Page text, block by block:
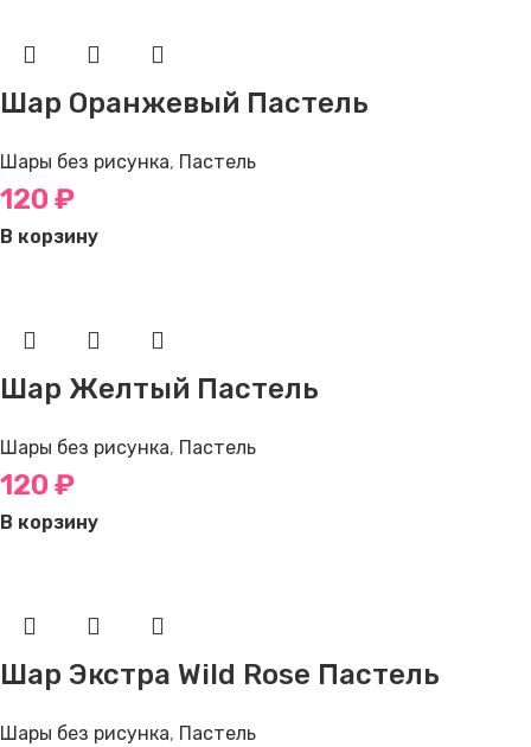
Шар Оранжевый Пастель
Шары без рисунка, Пастель
120 ₽
В корзину
Шар Желтый Пастель
Шары без рисунка, Пастель
120 ₽
В корзину
Шар Экстра Wild Rose Пастель
Шары без рисунка, Пастель